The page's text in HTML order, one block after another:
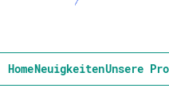
HomeNeuigkeitenUnsere